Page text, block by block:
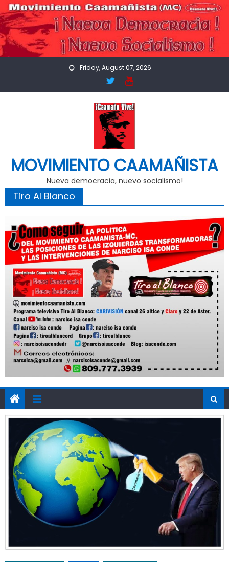
Skip
to
content
Friday, August 07, 2026
MOVIMIENTO CAAMAÑISTA
Nueva democracia, nuevo socialismo!
Tiro Al Blanco